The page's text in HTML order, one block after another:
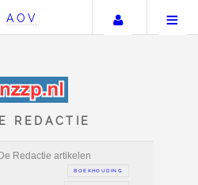
AOV Uw
VAN DE REDACTIE